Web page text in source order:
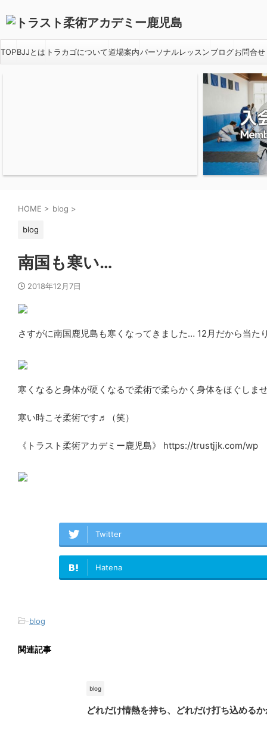
TOPBJJとは トラカゴについて道場案内パーソナルレッスンブログお問合せ
HOME > blog >
blog
南国も寒い…
2018年12月7日
さすがに南国鹿児島も寒くなってきました… 12月だから当た
寒くなると身体が硬くなるで柔術で柔らかく身体をほぐしま
寒い時こそ柔術です♬（笑）
《トラスト柔術アカデミー鹿児島》 https://trustjjk.com/wp
Twitter
Hatena
-blog
関連記事
blog
どれだけ情熱を持ち、どれだけ打ち込める